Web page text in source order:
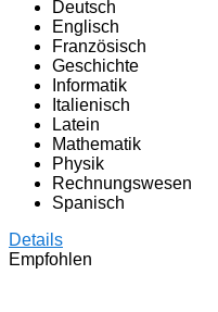
Deutsch
Englisch
Französisch
Geschichte
Informatik
Italienisch
Latein
Mathematik
Physik
Rechnungswesen
Spanisch
Details
Empfohlen